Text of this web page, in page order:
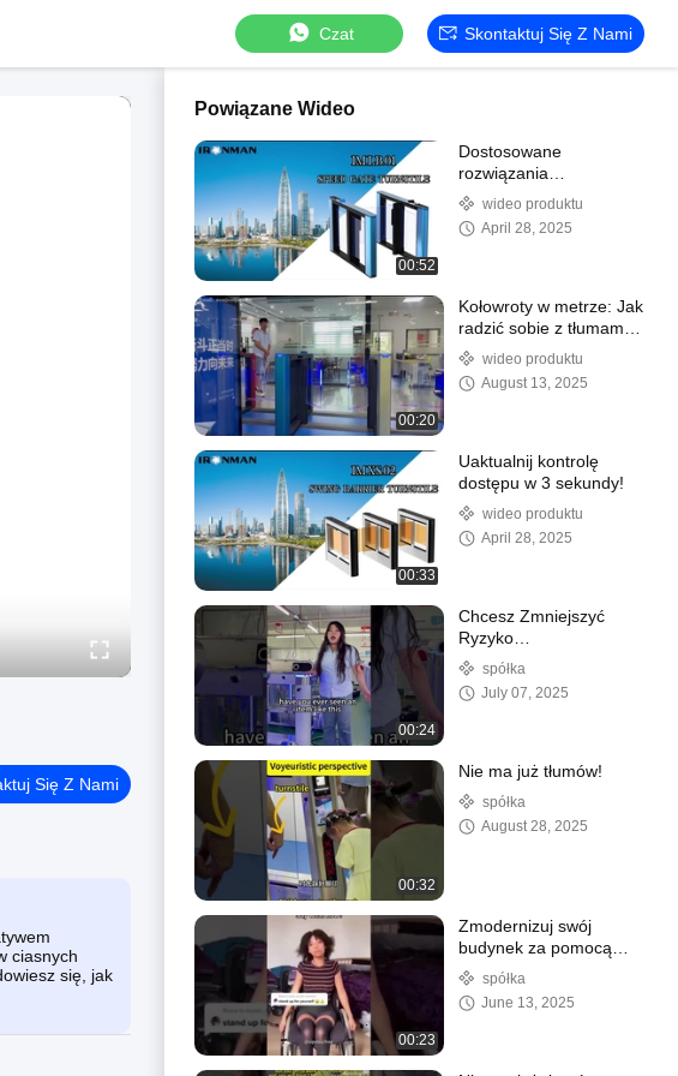
Czat Skontaktuj Się Z Nami
Się Z Nami
ciasnych
się, jak
Powiązane Wideo
00:52
Dostosowane
rozwiązania
zwrotnikowe:
dostosować kontrolę
dostępu!
wideo produktu
April 28, 2025
00:20
Kołowroty w metrze: Jak
radzić sobie z tłumami
w godzinach szczytu
bez opóźnień
wideo produktu
August 13, 2025
00:33
Uaktualnij kontrolę
dostępu w 3 sekundy!
wideo produktu
April 28, 2025
00:24
Chcesz Zmniejszyć
Ryzyko
Bezpieczeństwa?
Zobacz, Jak Nasza
Brama Zmienia Dostęp!
spółka
July 07, 2025
00:32
Nie ma już tłumów!
spółka
August 28, 2025
00:23
Zmodernizuj swój
budynek za pomocą
tych zaawansowanych
technologicznie
zwrotników
spółka
June 13, 2025